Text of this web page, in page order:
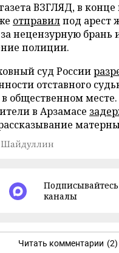
ВЗГЛЯД, в конце
отправилпод арест
нецензурную брань
полиции.
суд России
отставного
общественном месте.
в Арзамасе
Шайдуллин
каналы
Читать комментарии (2)